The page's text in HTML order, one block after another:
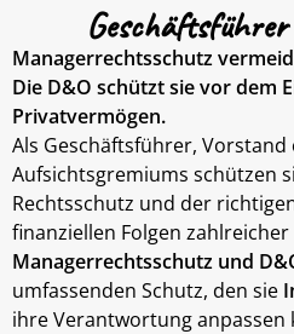
Managerrechtsschutz
Die D&O schützt sie vor dem
Privatvermögen.
Als Geschäftsführer,
Aufsichtsgremiums schützen
Rechtsschutz und der
finanziellen Folgen zahlreicher
Managerrechtsschutz und
umfassenden Schutz, den sie
ihre Verantwortung anpassen